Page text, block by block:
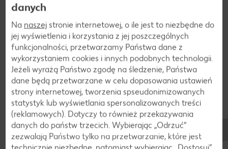
również zamrozić w temperaturze -18 stopni. Należy go
danych
Na naszej stronie internetowej, o ile jest to niezbędne do
jej wyświetlenia i korzystania z jej poszczególnych
funkcjonalności, przetwarzamy Państwa dane z
wykorzystaniem cookies i innych podobnych technologii.
Jeżeli wyrażą Państwo zgodę na śledzenie, Państwa
dane będą przetwarzane w celu dopasowania ustawień
strony internetowej, tworzenia spseudonimizowanych
statystyk lub wyświetlania spersonalizowanych treści
(reklamowych). Dotyczy to również przekazywania
danych do państw trzecich. Wybierając „Odrzuć“
zezwalają Państwo tylko na przetwarzanie, które jest